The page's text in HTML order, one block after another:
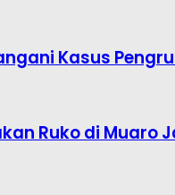
Kasus
Ruko di Muaro